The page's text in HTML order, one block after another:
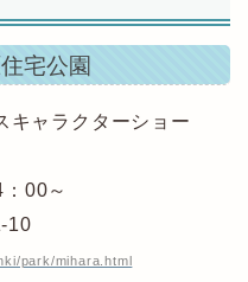
宅公園
キャラクターショー
00～
10
park/mihara.html